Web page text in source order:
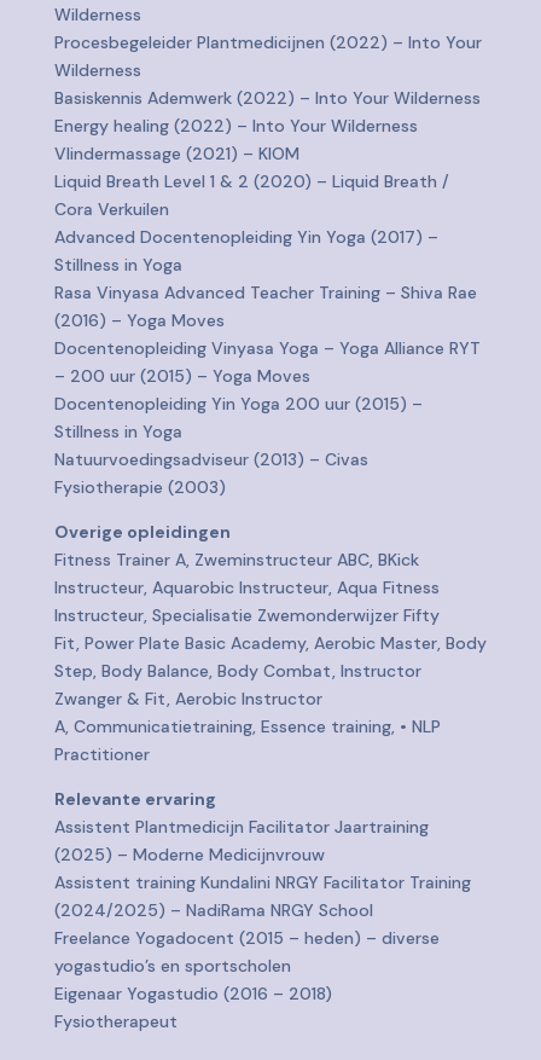
Wilderness
Procesbegeleider Plantmedicijnen (2022) – Into Your
Wilderness
Basiskennis Ademwerk (2022) – Into Your Wilderness
Energy healing (2022) – Into Your Wilderness
Vlindermassage (2021) – KIOM
Liquid Breath Level 1 & 2 (2020) – Liquid Breath /
Cora Verkuilen
Advanced Docentenopleiding Yin Yoga (2017) –
Stillness in Yoga
Rasa Vinyasa Advanced Teacher Training – Shiva Rae
(2016) – Yoga Moves
Docentenopleiding Vinyasa Yoga – Yoga Alliance RYT
– 200 uur (2015) – Yoga Moves
Docentenopleiding Yin Yoga 200 uur (2015) –
Stillness in Yoga
Natuurvoedingsadviseur (2013) – Civas
Fysiotherapie (2003)
Overige opleidingen
Fitness Trainer A, Zweminstructeur ABC, BKick
Instructeur, Aquarobic Instructeur, Aqua Fitness
Instructeur, Specialisatie Zwemonderwijzer Fifty
Fit, Power Plate Basic Academy, Aerobic Master, Body
Step, Body Balance, Body Combat, Instructor
Zwanger & Fit, Aerobic Instructor
A, Communicatietraining, Essence training, • NLP
Practitioner
Relevante ervaring
Assistent Plantmedicijn Facilitator Jaartraining
(2025) – Moderne Medicijnvrouw
Assistent training Kundalini NRGY Facilitator Training
(2024/2025) – NadiRama NRGY School
Freelance Yogadocent (2015 – heden) – diverse
yogastudio’s en sportscholen
Eigenaar Yogastudio (2016 – 2018)
Fysiotherapeut